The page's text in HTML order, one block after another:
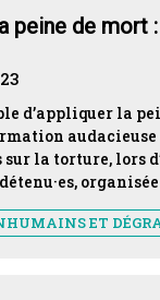
peine de mort
d’appliquer la
audacieuse
la torture, lors
ET